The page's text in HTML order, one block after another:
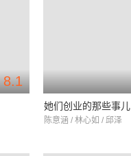
8.1
她们创业的那些事儿
陈意涵 / 林心如 / 邱泽